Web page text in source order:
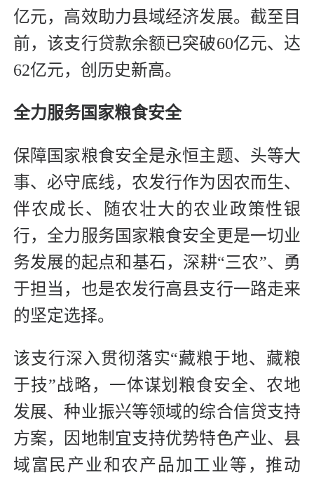
亿元，高效助力县域经济发展。截至目
前，该支行贷款余额已突破60亿元、达
62亿元，创历史新高。
全力服务国家粮食安全
保障国家粮食安全是永恒主题、头等大
事、必守底线，农发行作为因农而生、
伴农成长、随农壮大的农业政策性银
行，全力服务国家粮食安全更是一切业
务发展的起点和基石，深耕“三农”、勇
于担当，也是农发行高县支行一路走来
的坚定选择。
该支行深入贯彻落实“藏粮于地、藏粮
于技”战略，一体谋划粮食安全、农地
发展、种业振兴等领域的综合信贷支持
方案，因地制宜支持优势特色产业、县
域富民产业和农产品加工业等，推动